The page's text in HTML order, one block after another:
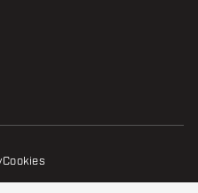
Cookies